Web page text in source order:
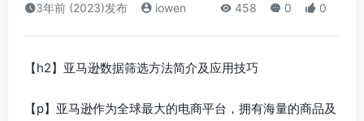
3年前 (2023)发布 iowen 458 0 0
【h2】亚马逊数据筛选方法简介及应用技巧
【p】亚马逊作为全球最大的电商平台，拥有海量的商品及